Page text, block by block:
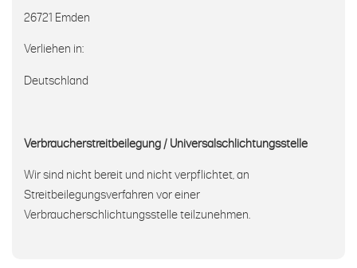
26721 Emden
Verliehen in:
Deutschland
Verbraucherstreitbeilegung / Universalschlichtungsstelle
Wir sind nicht bereit und nicht verpflichtet, an
Streitbeilegungsverfahren vor einer
Verbraucherschlichtungsstelle teilzunehmen.